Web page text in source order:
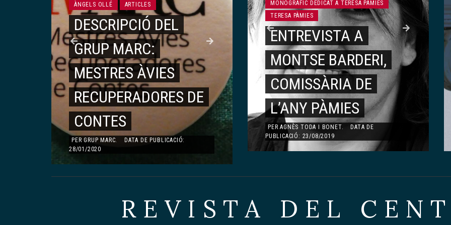
ÀNGELS OLLÉ
ARTICLES
DESCRIPCIÓ DEL
GRUP MARC:
MESTRES ÀVIES
RECUPERADORES DE
CONTES
PERGRUP MARC.
DATA DE PUBLICACIÓ:
28/01/2020
MONOGRÀFIC DEDICAT A ÀNGELS OLLÉ
ÀNGELS OLLÉ
ARTICLES
RECORDS,
VIVÈNCIES…
DOLORS ESQUERDA AYMAMÍ.
DATA DE
PUBLICACIÓ: 13/01/2020
MONOGRÀFIC DEDICAT A TERESA PÀMIES
TERESA PÀMIES
LA PRESÈNCIA DE
TERESA PÀMIES AL II
CONGRÉS MUNDIAL
DE LA JOVENTUT
PERGUILLEM MARTÍNEZ MOLINOS.
PUBLICACIÓ: 23/08/2019
MONOGRÀFIC DEDICAT A TERESA PÀMIES
TERESA PÀMIES
ENTREVISTA A
MONTSE BARDERI,
COMISSÀRIA DE
L’ANY PÀMIES
PERAGNÈS TODA I BONET.
DATA DE
PUBLICACIÓ: 23/08/2019
LITERATURA
ARTÍSTICA
JAPONESA DEL
CENTRE DE LECTURA
DE REUS.
PEREDITOR. DATA DE PUBLICACIÓ: 25/03/2017
REVISTA DEL